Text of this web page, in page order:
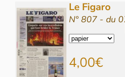
Le Figaro
N° 807 - du
4,00€